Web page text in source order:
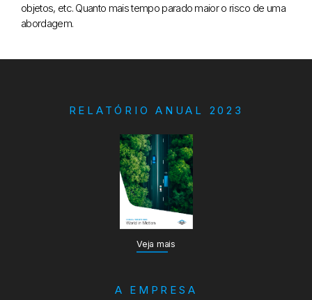
objetos, etc. Quanto mais tempo parado maior o risco de uma
abordagem.
RELATÓRIO ANUAL 2023
Veja mais
A EMPRESA